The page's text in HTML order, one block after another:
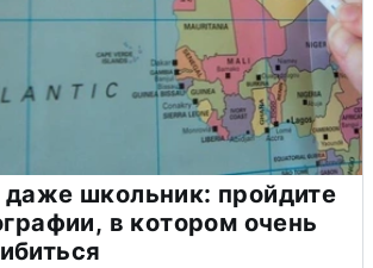
даже школьник: пройдите
в котором очень